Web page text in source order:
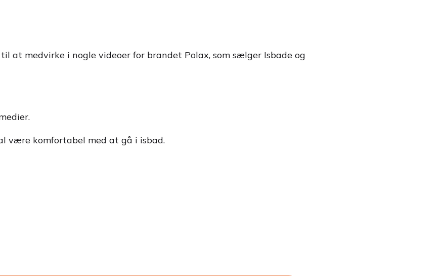
at medvirke i nogle videoer for brandet Polax, som sælger Isbade og
være komfortabel med at gå i isbad.